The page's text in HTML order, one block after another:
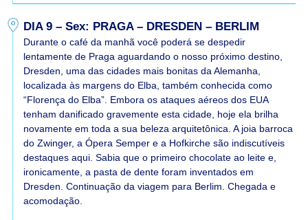
DIA 9 – Sex: PRAGA – DRESDEN – BERLIM
Durante o café da manhã você poderá se despedir
lentamente de Praga aguardando o nosso próximo destino,
Dresden, uma das cidades mais bonitas da Alemanha,
localizada às margens do Elba, também conhecida como
“Florença do Elba”. Embora os ataques aéreos dos EUA
tenham danificado gravemente esta cidade, hoje ela brilha
novamente em toda a sua beleza arquitetônica. A joia barroca
do Zwinger, a Ópera Semper e a Hofkirche são indiscutíveis
destaques aqui. Sabia que o primeiro chocolate ao leite e,
ironicamente, a pasta de dente foram inventados em
Dresden. Continuação da viagem para Berlim. Chegada e
acomodação.